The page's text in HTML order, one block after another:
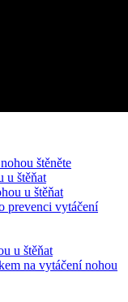
štěněte
u štěňat
u štěňat
prevenci vytáčení
u štěňat
na vytáčení nohou